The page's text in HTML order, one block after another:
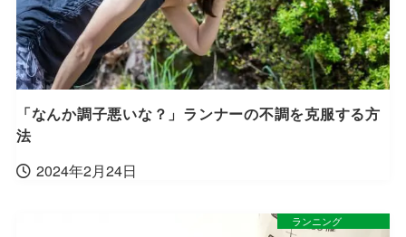
「なんか調子悪いな？」ランナーの不調を克服する方
法
2024年2月24日
ランニング